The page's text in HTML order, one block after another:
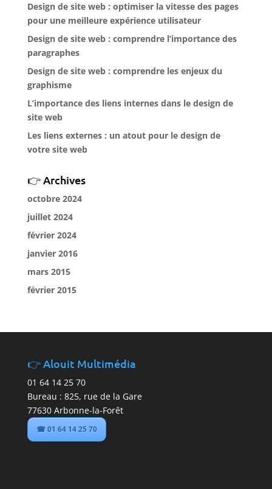
Design de site web : optimiser la vitesse des pages
pour une meilleure expérience utilisateur
Design de site web : comprendre l’importance des
paragraphes
Design de site web : comprendre les enjeux du
graphisme
L’importance des liens internes dans le design de
site web
Les liens externes : un atout pour le design de
votre site web
Archives
octobre 2024
juillet 2024
février 2024
janvier 2016
mars 2015
février 2015
Alouit Multimédia
01 64 14 25 70
Bureau : 825, rue de la Gare
77630 Arbonne-la-Forêt
☎ 01 64 14 25 70